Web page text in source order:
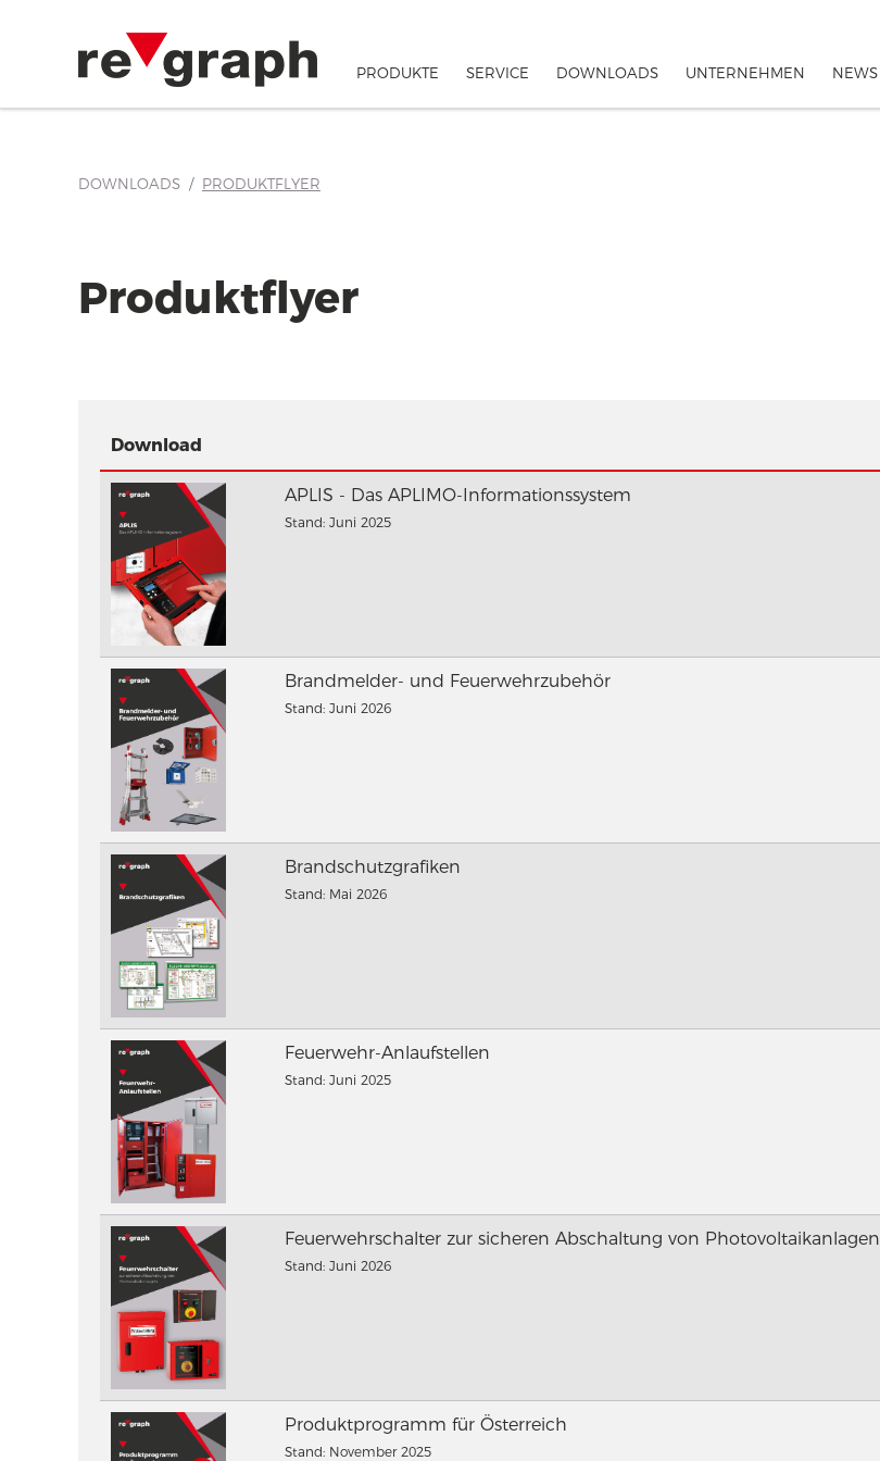
PRODUKTE SERVICE DOWNLOADS UNTERNEHMEN NEWS
Zubehör und Hinweisaufkleber
DOWNLOADS PRODUKTFLYER
Produktflyer
Download
APLIS - Das APLIMO-Informationssystem
Stand: Juni 2025
Brandmelder- und Feuerwehrzubehör
Stand: Juni 2026
Brandschutzgrafiken
Stand: Mai 2026
Feuerwehr-Anlaufstellen
Stand: Juni 2025
Feuerwehrschalter zur sicheren Abschaltung von Photovoltaikanlagen
Stand: Juni 2026
Produktprogramm für Österreich
Stand: November 2025